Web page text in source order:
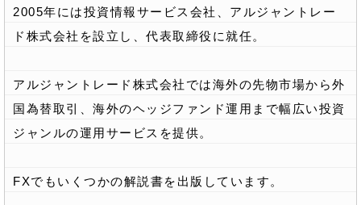
2005年には投資情報サービス会社、アルジャントレー
ド株式会社を設立し、代表取締役に就任。
アルジャントレード株式会社では海外の先物市場から外
国為替取引、海外のヘッジファンド運用まで幅広い投資
ジャンルの運用サービスを提供。
FXでもいくつかの解説書を出版しています。